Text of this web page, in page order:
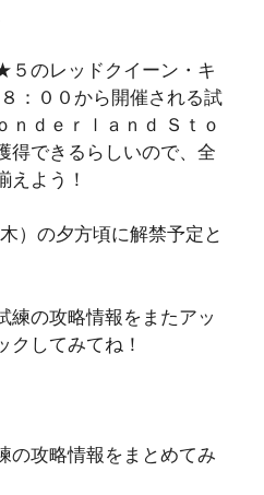
のレッドクイーン・キ
：００から開催される試
ｎｄｅｒｌａｎｄ Ｓｔｏ
得できるらしいので、全
えよう！
）の夕方頃に解禁予定と
練の攻略情報をまたアッ
クしてみてね！
の攻略情報をまとめてみ